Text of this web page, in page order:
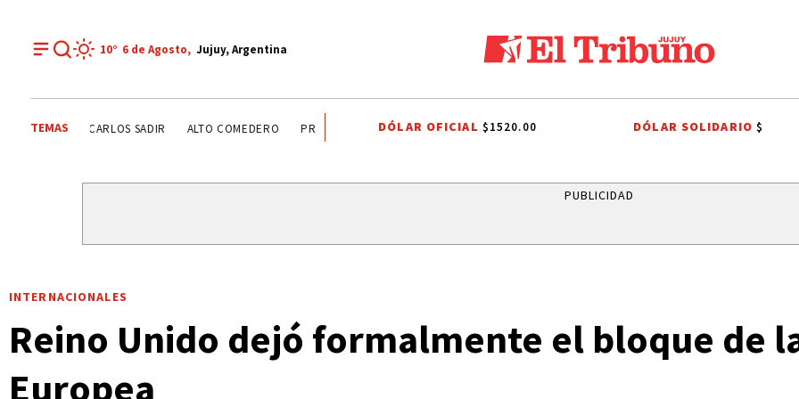
10° 6 de Agosto, Jujuy, Argentina
TEMASCARLOS SADIR ALTO COMEDERO PREMIOS SAN SALVADOR LEY DE PROPIEDAD PRIVADA LEY DE TIERRAS CANDELA
DÓLAR OFICIAL $1520.00 DÓLAR SOLIDARIO$
PUBLICIDAD
INTERNACIONALES
Reino Unido dejó formalmente el bloque de
Europea